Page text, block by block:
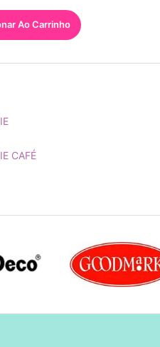
Ao Carrinho
CAFÉ